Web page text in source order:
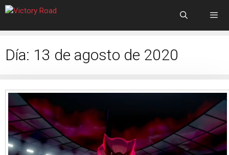
Día: 13 de agosto de 2020